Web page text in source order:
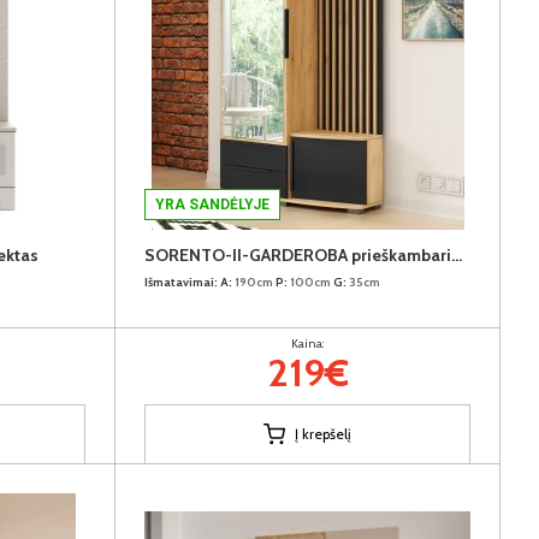
YRA SANDĖLYJE
SORENTO-II-GARDEROBA prieškambario komplektas (Kairinis)
Išmatavimai: A: 190cm P: 100cm G: 35cm
Kaina:
219€
Į krepšelį